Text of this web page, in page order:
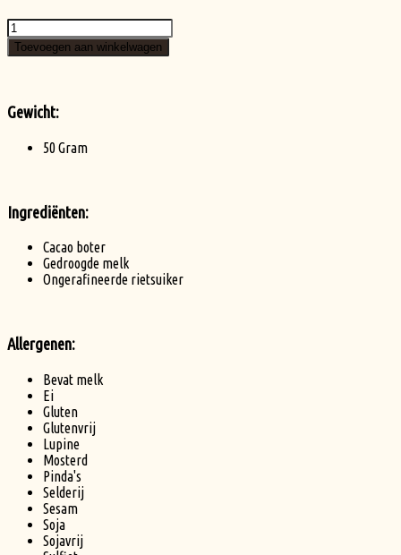
Dark
milk
aantal
Toevoegen aan winkelwagen
Gewicht:
50 Gram
Ingrediënten:
Cacao boter
Gedroogde melk
Ongerafineerde rietsuiker
Allergenen:
Bevat melk
Ei
Gluten
Glutenvrij
Lupine
Mosterd
Pinda's
Selderij
Sesam
Soja
Sojavrij